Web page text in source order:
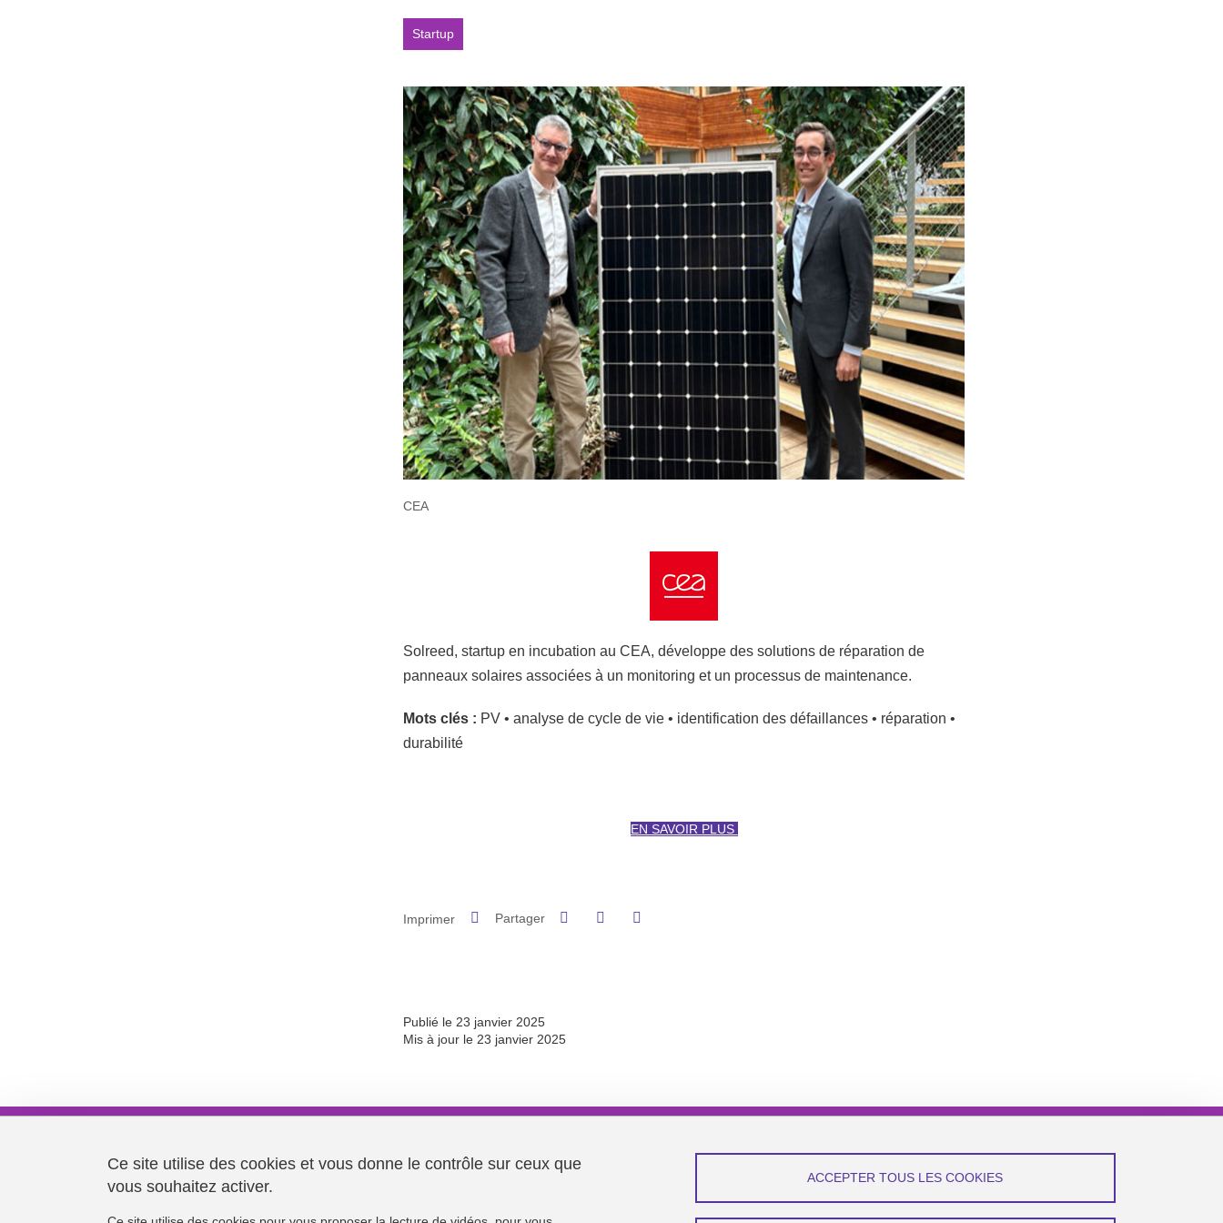
Startup
CEA
Solreed, startup en incubation au CEA, développe des solutions de réparation de
panneaux solaires associées à un monitoring et un processus de maintenance.
Mots clés : PV • analyse de cycle de vie • identification des défaillances • réparation •
durabilité
EN SAVOIR PLUS
Imprimer Partager Partager sur Facebook
Partager sur LinkedIn
Publié le 23 janvier 2025
Mis à jour le 23 janvier 2025
621 avenue Centrale
38400 Saint-Martin-d'Hères
Menu footer
Espace presse
Ce site utilise des cookies et vous donne le contrôle sur ceux que
vous souhaitez activer.
ACCEPTER TOUS LES COOKIES